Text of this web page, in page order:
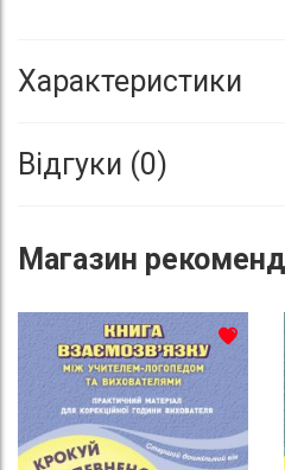
Характеристики
Відгуки 0
Магазин
До